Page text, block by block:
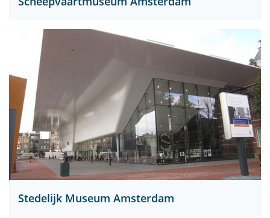
Stedelijk Museum Amsterdam